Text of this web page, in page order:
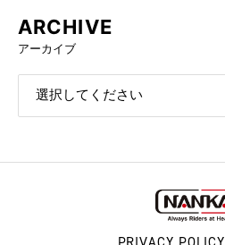
ARCHIVE
アーカイブ